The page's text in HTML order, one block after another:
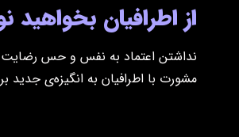
از اطرافیان بخواهید
نداشتن اعتماد به نفس و حس رضایت
مشورت با اطرافیان به انگیزه‌ی جدید